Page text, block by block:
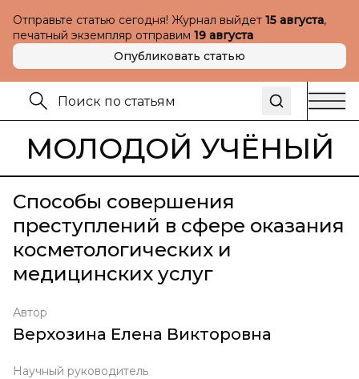
Отправьте статью сегодня! Журнал выйдет 15 августа,
печатный экземпляр отправим 19 августа
Опубликовать статью
МОЛОДОЙ УЧЁНЫЙ
Способы совершения
преступлений в сфере оказания
косметологических и
медицинских услуг
Автор
Верхозина Елена Викторовна
Научный руководитель